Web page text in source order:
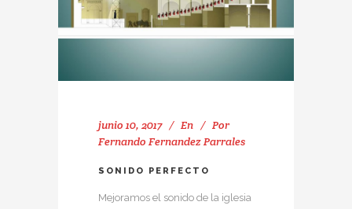
junio 10, 2017 En
Por
Fernando Fernandez Parrales
SONIDO PERFECTO
Mejoramos el sonido de la iglesia